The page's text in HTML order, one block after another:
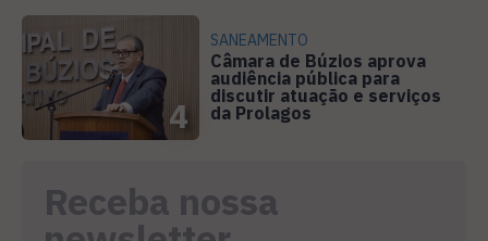
4
SANEAMENTO
Câmara de Búzios aprova
audiência pública para
discutir atuação e serviços
da Prolagos
Receba nossa